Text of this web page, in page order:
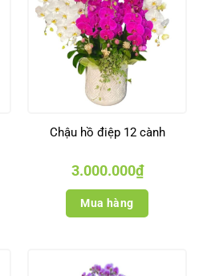
Chậu hồ điệp 12 cành
3.000.000₫
Mua hàng